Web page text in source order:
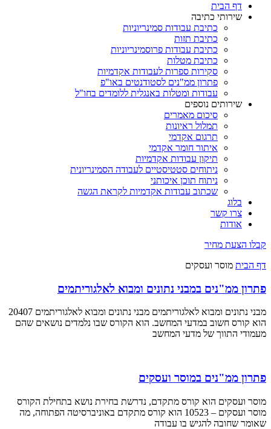
דף הבית
שירותי כתיבה
כתיבת עבודות סמינריוניות
כתיבת תזות
כתיבת עבודות פרוסמינריוניות
כתיבת מטלות
סקירות ספרות לעבודות אקדמיות
פתרון ממ"נים לסטודנטים באו"פ
עבודות ומטלות באנגלית ללומדים בחו"ל
שירותים נוספים
סיכום מאמרים
תמלול ראיונות
תרגום אקדמי
איתור חומר אקדמי
תיקון עבודות אקדמיות
ניתוחים סטטיסטיים לעבודה הסמינריונית
ניתוח תוכן איכותני
שכתוב עבודות אקדמיות לקראת הגשה
בלוג
צרו קשר
אודות
קבלו הצעת מחיר
דף הבית מוסר ועסקים
פתרון ממ"נים במבני נתונים ומבוא לאלגוריתמים
מבני נתונים ומבוא לאלגוריתמים מבני נתונים ומבוא לאלגוריתמים 20407
הוא קורס חשוב במדעי המחשב. הוא הקורס שבו נלמדים נושאים שהם
מעמודי התווך של מדעי המחשב
פתרון ממ"נים במוסר ועסקים
מוסר ועסקים הוא קורס מתקדם, נדרשת בחירת נושא בתחילת הקורס
מוסר ועסקים – 10523 הוא קורס מתקדם באוניברסיטה הפתוחה, מה
שאומר שחובה להגיש בו עבודה